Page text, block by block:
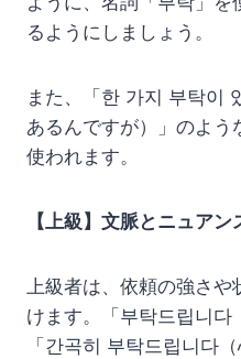
るようにしましょう。
また、「한 가지 부탁이
あるんですが）」のよう
使われます。
【上級】文脈とニュア
上級者は、依頼の強さや
けます。「부탁드립니다
「간곡히 부탁드립니다